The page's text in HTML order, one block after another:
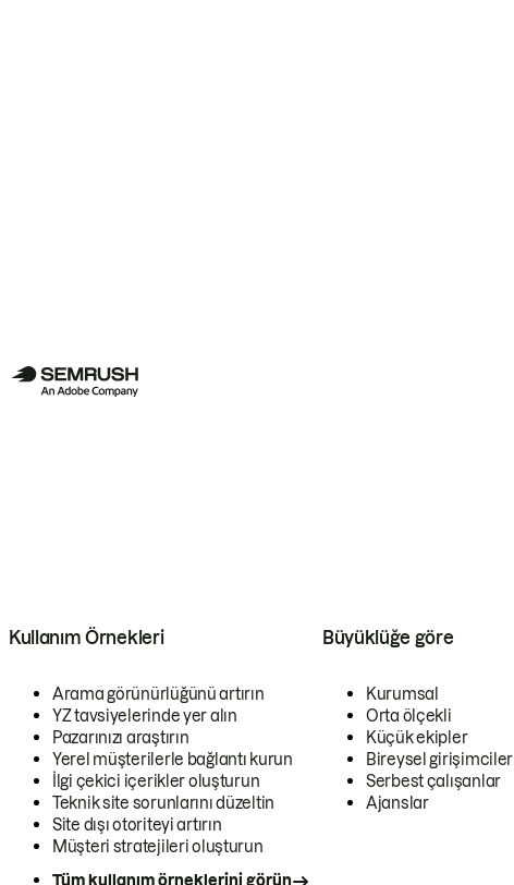
Kullanım Örnekleri
Arama görünürlüğünü artırın
YZ tavsiyelerinde yer alın
Pazarınızı araştırın
Yerel müşterilerle bağlantı kurun
İlgi çekici içerikler oluşturun
Teknik site sorunlarını düzeltin
Site dışı otoriteyi artırın
Müşteri stratejileri oluşturun
Tüm kullanım örneklerini görün
Büyüklüğe göre
Kurumsal
Orta ölçekli
Küçük ekipler
Bireysel girişimciler
Serbest çalışanlar
Ajanslar